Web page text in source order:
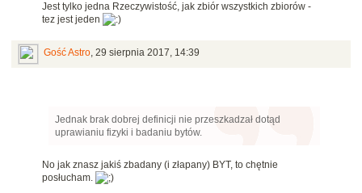
Jest tylko jedna Rzeczywistość, jak zbiór wszystkich zbiorów -
tez jest jeden
Gość Astro, 29 sierpnia 2017, 14:39
Jednak brak dobrej definicji nie przeszkadzał dotąd
uprawianiu fizyki i badaniu bytów.
No jak znasz jakiś zbadany (i złapany) BYT, to chętnie
posłucham.